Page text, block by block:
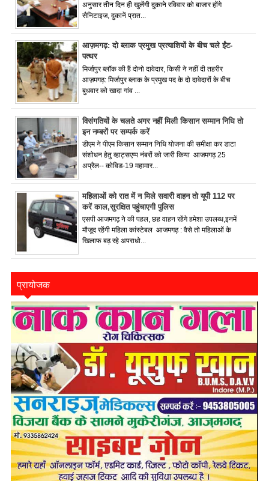
अनुसार तीन दिन ही खुलेंगी दुकाने रविवार को बाजार होंगे
सैनिटाइज, दुकानें प्रात...
आज़मगढ़: दो ब्लाक प्रमुख प्रत्याशियों के बीच चले ईंट-
पत्थर
मिर्जापुर ब्लॉक की हैं दोनो दावेदार, किसी ने नहीं दी तहरीर
आज़मगढ़: मिर्जापुर ब्लाक के प्रमुख पद के दो दावेदारों के बीच
बुधवार को खादा गांव ...
विसंगतियों के चलते अगर नहीं मिली किसान सम्मान निधि तो
इन नम्बरों पर सम्पर्क करें
डीएम ने पीएम किसान सम्मान निधि योजना की समीक्षा कर डाटा
संशोधन हेतु व्हाट्सएप्प नंबरों को जारी किया आजमगढ़ 25
अप्रैल-- कोविड-19 महामार...
महिलाओं को रात में न मिले सवारी वाहन तो यूपी 112 पर
करें काल,सुरक्षित पहुंचाएगी पुलिस
एसपी आजमगढ़ ने की पहल, छह वाहन रहेंगे हमेशा उपलब्ध,इनमें
मौजूद रहेंगी महिला कांस्टेबल आजमगढ़ : वैसे तो महिलाओं के
खिलाफ बढ़ रहे अपराधो...
प्रायोजक